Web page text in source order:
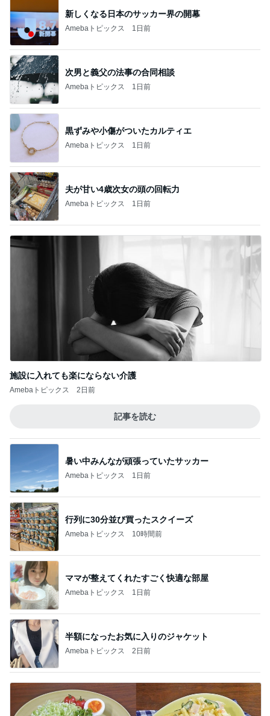
新しくなる日本のサッカー界の開幕
Amebaトピックス 1日前
次男と義父の法事の合同相談
Amebaトピックス 1日前
黒ずみや小傷がついたカルティエ
Amebaトピックス 1日前
夫が甘い4歳次女の頭の回転力
Amebaトピックス 1日前
施設に入れても楽にならない介護
Amebaトピックス 2日前
記事を読む
暑い中みんなが頑張っていたサッカー
Amebaトピックス 1日前
行列に30分並び買ったスクイーズ
Amebaトピックス 10時間前
ママが整えてくれたすごく快適な部屋
Amebaトピックス 1日前
半額になったお気に入りのジャケット
Amebaトピックス 2日前